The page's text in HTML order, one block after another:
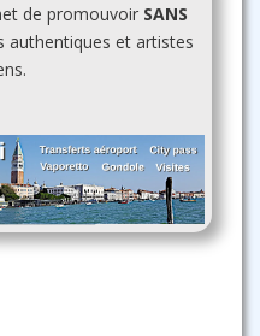
de promouvoir SANS
authentiques et artistes